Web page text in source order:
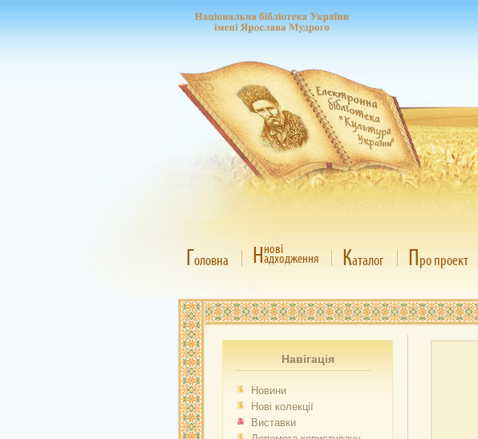
Головна Ннові
адходження Каталог Про проект
Навігація
Новини
Нові колекції
Виставки